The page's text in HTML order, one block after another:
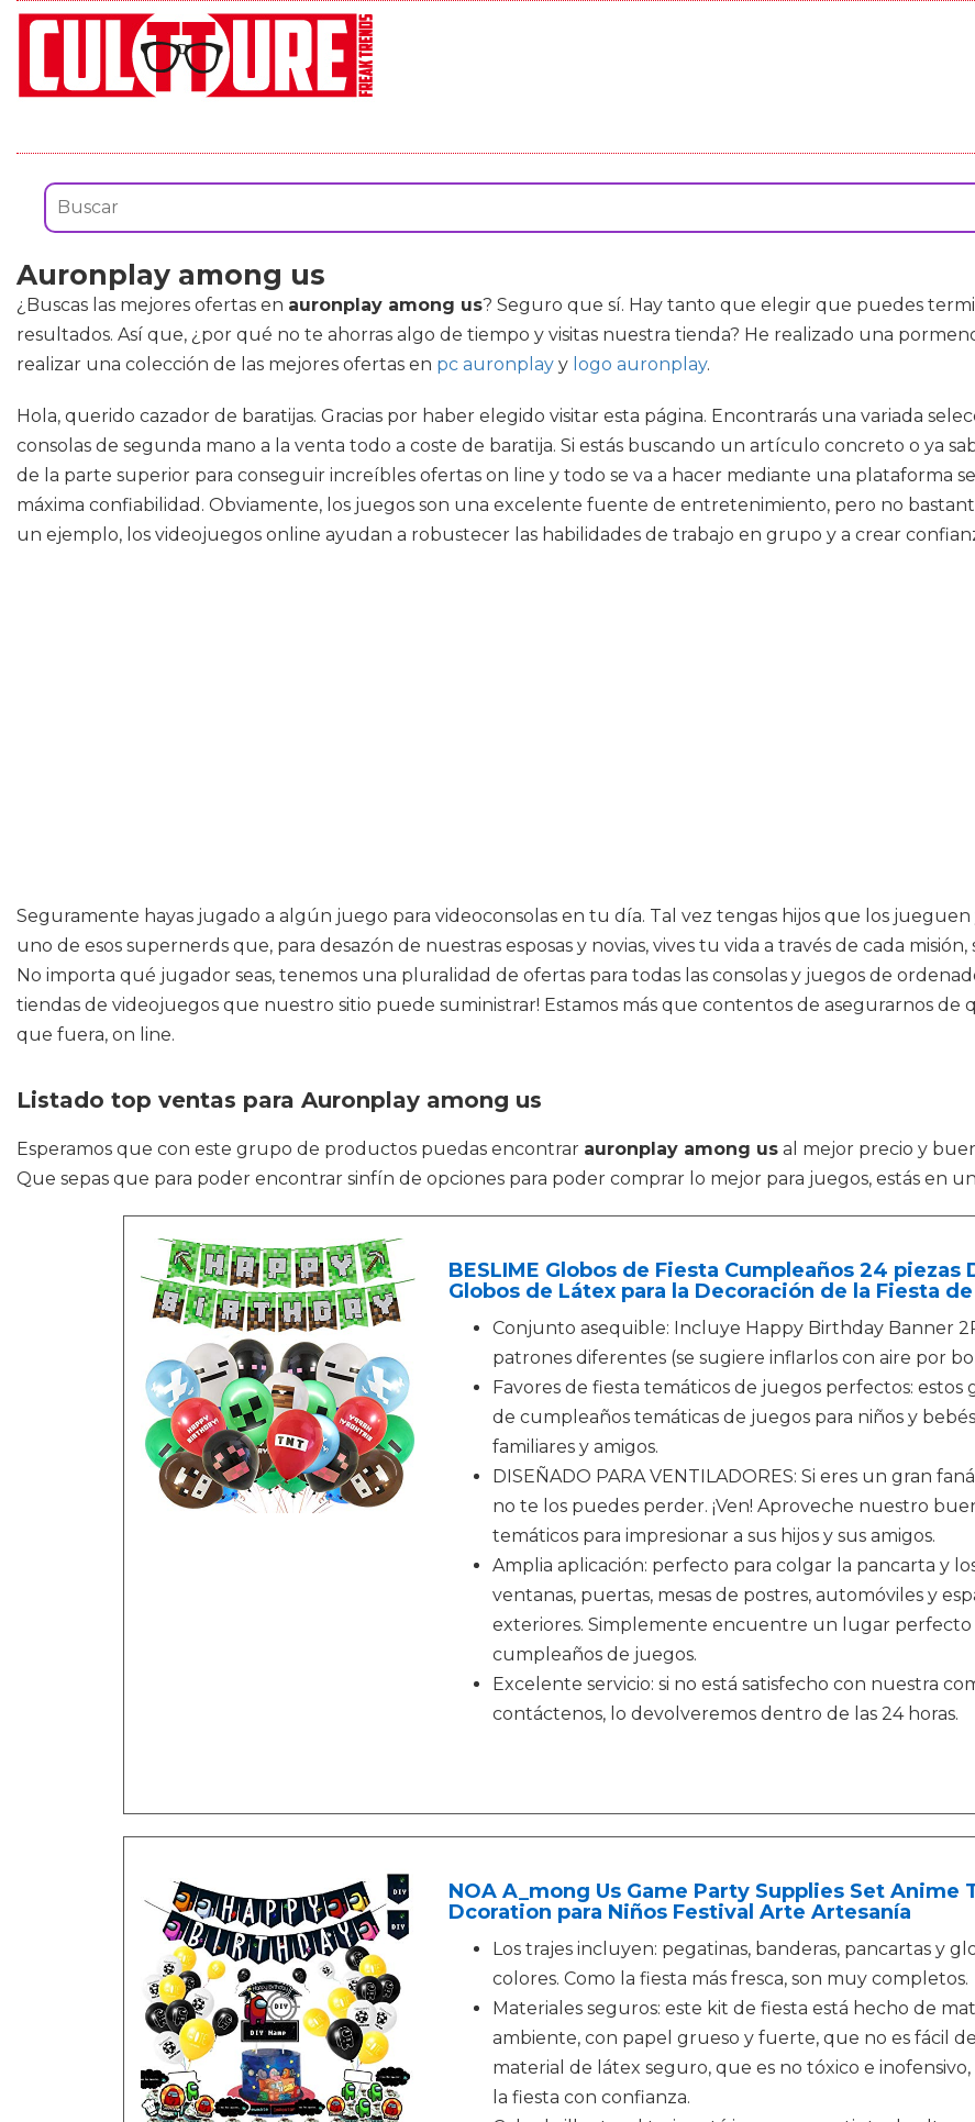
Auronplay among us
¿Buscas las mejores ofertas en auronplay among us? Seguro que sí. Hay tanto que elegir que puedes
resultados. Así que, ¿por qué no te ahorras algo de tiempo y visitas nuestra tienda? He realizado una
realizar una colección de las mejores ofertas en pc auronplay y logo auronplay.
Hola, querido cazador de baratijas. Gracias por haber elegido visitar esta página. Encontrarás una variada
consolas de segunda mano a la venta todo a coste de baratija. Si estás buscando un artículo concreto o ya
de la parte superior para conseguir increíbles ofertas on line y todo se va a hacer mediante una plataforma
máxima confiabilidad. Obviamente, los juegos son una excelente fuente de entretenimiento, pero no
un ejemplo, los videojuegos online ayudan a robustecer las habilidades de trabajo en grupo y a crear
Seguramente hayas jugado a algún juego para videoconsolas en tu día. Tal vez tengas hijos que los
uno de esos supernerds que, para desazón de nuestras esposas y novias, vives tu vida a través de cada
No importa qué jugador seas, tenemos una pluralidad de ofertas para todas las consolas y juegos de
tiendas de videojuegos que nuestro sitio puede suministrar! Estamos más que contentos de asegurarnos de
que fuera, on line.
Listado top ventas para Auronplay among us
Esperamos que con este grupo de productos puedas encontrar auronplay among us al mejor precio y
Que sepas que para poder encontrar sinfín de opciones para poder comprar lo mejor para juegos, estás en
BESLIME Globos de Fiesta Cumpleaños 24
Globos de Látex para la Decoración de la Fiesta
Conjunto asequible: Incluye Happy Birthday Banner
patrones diferentes (se sugiere inflarlos con aire por
Favores de fiesta temáticos de juegos perfectos:
de cumpleaños temáticas de juegos para niños y
familiares y amigos.
DISEÑADO PARA VENTILADORES: Si eres un gran
no te los puedes perder. ¡Ven! Aproveche nuestro
temáticos para impresionar a sus hijos y sus amigos.
Amplia aplicación: perfecto para colgar la pancarta y
ventanas, puertas, mesas de postres, automóviles y
exteriores. Simplemente encuentre un lugar perfecto
cumpleaños de juegos.
Excelente servicio: si no está satisfecho con nuestra
contáctenos, lo devolveremos dentro de las 24 horas.
NOA A_mong Us Game Party Supplies Set Anime
Dcoration para Niños Festival Arte Artesanía
Los trajes incluyen: pegatinas, banderas, pancartas y
colores. Como la fiesta más fresca, son muy completos.
Materiales seguros: este kit de fiesta está hecho de
ambiente, con papel grueso y fuerte, que no es fácil
material de látex seguro, que es no tóxico e
la fiesta con confianza.